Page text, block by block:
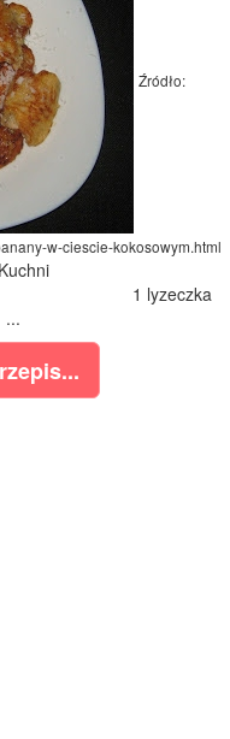
Źródło:
w-ciescie-kokosowym.html
1 lyzeczka
...